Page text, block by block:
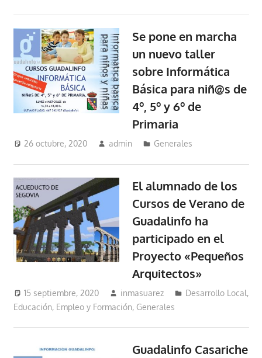
Se pone en marcha
un nuevo taller
sobre Informática
Básica para niñ@s de
4º, 5º y 6º de
Primaria
26 octubre, 2020 admin Generales
El alumnado de los
Cursos de Verano de
Guadalinfo ha
participado en el
Proyecto «Pequeños
Arquitectos»
15 septiembre, 2020 inmasuarez Desarrollo Local,
Educación, Empleo y Formación, Generales
Guadalinfo Casariche